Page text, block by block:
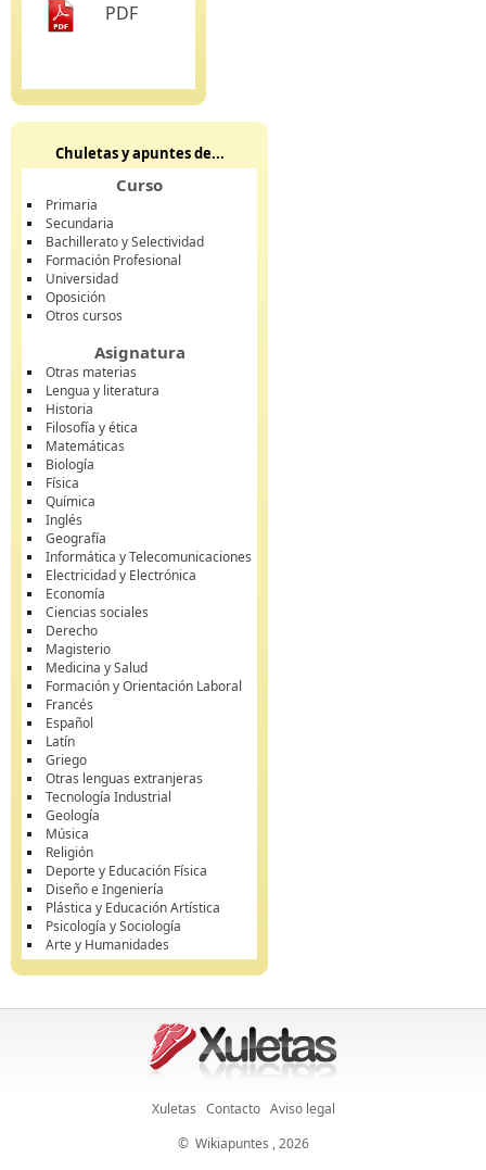
PDF
Chuletas y apuntes de...
Curso
Primaria
Secundaria
Bachillerato y Selectividad
Formación Profesional
Universidad
Oposición
Otros cursos
Asignatura
Otras materias
Lengua y literatura
Historia
Filosofía y ética
Matemáticas
Biología
Física
Química
Inglés
Geografía
Informática y Telecomunicaciones
Electricidad y Electrónica
Economía
Ciencias sociales
Derecho
Magisterio
Medicina y Salud
Formación y Orientación Laboral
Francés
Español
Latín
Griego
Otras lenguas extranjeras
Tecnología Industrial
Geología
Música
Religión
Deporte y Educación Física
Diseño e Ingeniería
Plástica y Educación Artística
Psicología y Sociología
Arte y Humanidades
Xuletas Contacto Aviso legal
© Wikiapuntes , 2026